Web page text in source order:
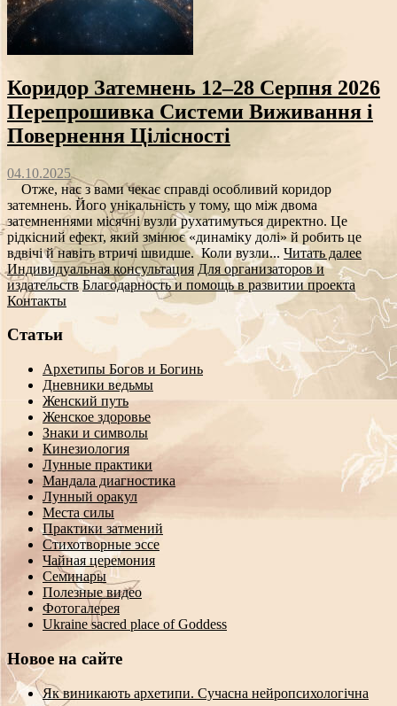
Коридор Затемнень 12–28 Серпня 2026
Перепрошивка Системи Виживання і
Повернення Цілісності
04.10.2025
Отже, нас з вами чекає справді особливий коридор
затемнень. Його унікальність у тому, що між двома
затемненнями місячні вузли рухатимуться директно. Це
рідкісний ефект, який змінює «динаміку долі» й робить це
вдвічі й навіть втричі швидше. Коли вузли... Читать далее
Индивидуальная консультация Для организаторов и
издательств Благодарность и помощь в развитии проекта
Контакты
Статьи
Архетипы Богов и Богинь
Дневники ведьмы
Женский путь
Женское здоровье
Знаки и символы
Кинезиология
Лунные практики
Мандала диагностика
Лунный оракул
Места силы
Практики затмений
Стихотворные эссе
Чайная церемония
Семинары
Полезные видео
Фотогалерея
Ukraine sacred place of Goddess
Новое на сайте
Як виникають архетипи. Сучасна нейропсихологічна